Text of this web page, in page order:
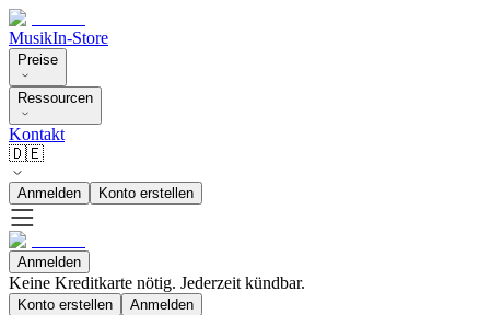
MusikIn-Store
Preise
Ressourcen
Kontakt
🇩🇪
Anmelden Konto erstellen
Anmelden
Keine Kreditkarte nötig. Jederzeit kündbar.
Konto erstellen Anmelden